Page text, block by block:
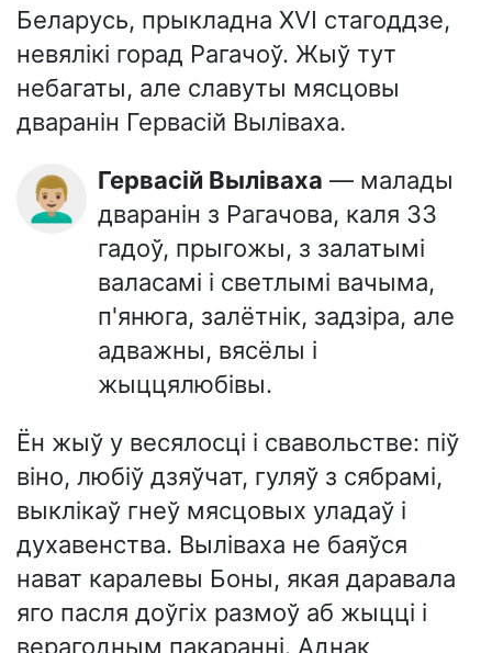
Беларусь, прыкладна XVI стагоддзе,
невялікі горад Рагачоў. Жыў тут
небагаты, але славуты мясцовы
дваранін Гервасій Выліваха.
👨🏼‍🦱 Гервасій Выліваха — малады
дваранін з Рагачова, каля 33
гадоў, прыгожы, з залатымі
валасамі і светлымі вачыма,
п'янюга, залётнік, задзіра, але
адважны, вясёлы і
жыццялюбівы.
Ён жыў у весялосці і свавольстве: піў
віно, любіў дзяўчат, гуляў з сябрамі,
выклікаў гнеў мясцовых уладаў і
духавенства. Выліваха не баяўся
нават каралевы Боны, якая даравала
яго пасля доўгіх размоў аб жыцці і
верагодным пакаранні. Аднак